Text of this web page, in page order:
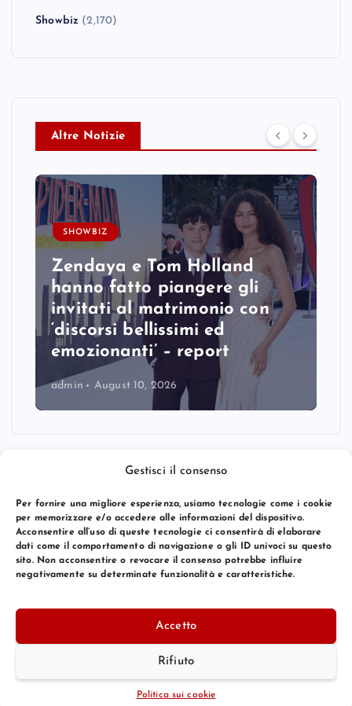
Gestisci il consenso
Per fornire una migliore esperienza, usiamo tecnologie come i cookie
per memorizzare e/o accedere alle informazioni del dispositivo.
Acconsentire all’uso di queste tecnologie ci consentirà di elaborare
dati come il comportamento di navigazione o gli ID univoci su questo
sito. Non acconsentire o revocare il consenso potrebbe influire
negativamente su determinate funzionalità e caratteristiche.
Accetto
Rifiuto
Politica sui cookie
Showbiz (2,170)
Altre Notizie
SHOWBIZ
Zendaya e Tom Holland
hanno fatto piangere gli
invitati al matrimonio con
‘discorsi bellissimi ed
emozionanti’ – report
admin August 10, 2026